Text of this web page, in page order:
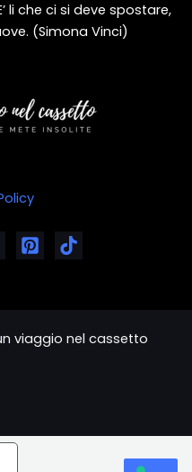
li che ci si deve spostare,
(Simona Vinci)
viaggio nel cassetto